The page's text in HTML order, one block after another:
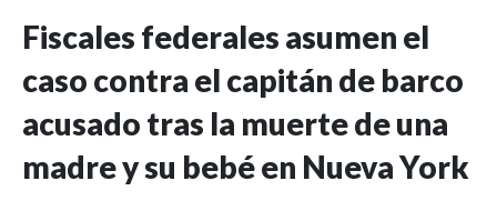
Fiscales federales asumen el
caso contra el capitán de barco
acusado tras la muerte de una
madre y su bebé en Nueva York